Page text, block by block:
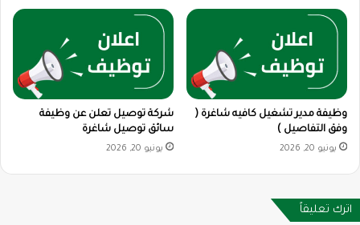
وظيفة مدير تشغيل كافيه شاغرة (
وفق التفاصيل )
يونيو 20, 2026
شركة توصيل تعلن عن وظيفة
سائق توصيل شاغرة
يونيو 20, 2026
اترك تعليقاً